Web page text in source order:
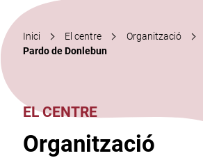
Inici El centre
Organització
Pardo de Donlebun
EL CENTRE
Organització